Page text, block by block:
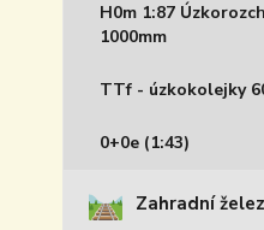
H0m 1:87
1000mm
TTf - úzkokolejky
0+0e (1:43)
Zahradní